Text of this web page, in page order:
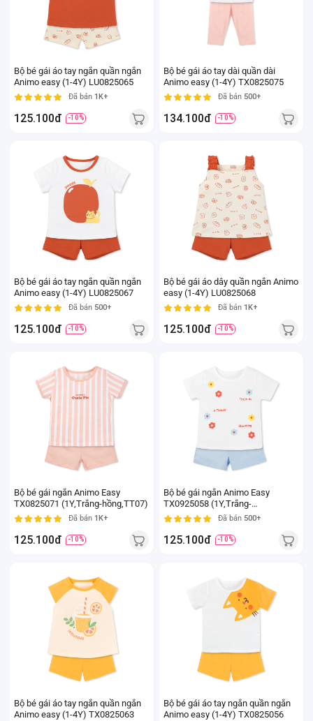
Bộ bé gái áo tay ngắn quần ngắn
Animo easy (1-4Y) LU0825065
Đã bán 1K+
125.100đ -10%
Bộ bé gái áo tay dài quần dài
Animo easy (1-4Y) TX0825075
Đã bán 500+
134.100đ -10%
Bộ bé gái áo tay ngắn quần ngắn
Animo easy (1-4Y) LU0825067
Đã bán 500+
125.100đ -10%
Bộ bé gái áo dây quần ngắn Animo
easy (1-4Y) LU0825068
Đã bán 1K+
125.100đ -10%
Bộ bé gái ngắn Animo Easy
TX0825071 (1Y,Trắng-hồng,TT07)
Đã bán 1K+
125.100đ -10%
Bộ bé gái ngắn Animo Easy
TX0925058 (1Y,Trắng-
dương,TT07)
Đã bán 500+
125.100đ -10%
Bộ bé gái áo tay ngắn quần ngắn
Animo easy (1-4Y) TX0825063
Bộ bé gái áo tay ngắn quần ngắn
Animo easy (1-4Y) TX0825056